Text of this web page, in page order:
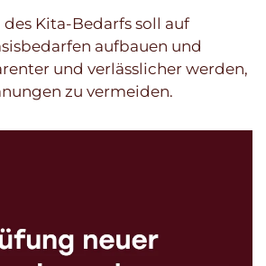
Kita-Bedarfs soll auf
aufbauen und
und verlässlicher werden,
zu vermeiden.